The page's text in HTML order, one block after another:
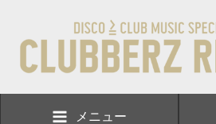
メニュー